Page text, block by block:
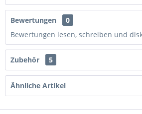
Bewertungen
0
Bewertungen lesen, schreiben und
Zubehör 5
Ähnliche Artikel